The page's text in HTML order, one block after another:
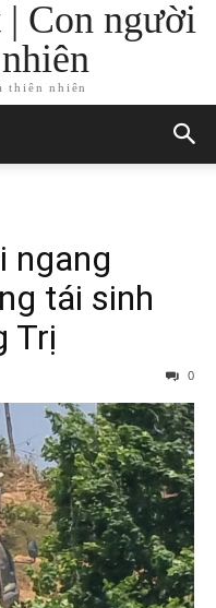
Con người
thiên nhiên
ngang
tái sinh
Trị
0